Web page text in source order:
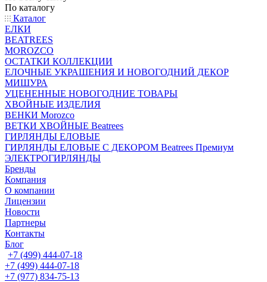
По каталогу
Каталог
ЕЛКИ
BEATREES
MOROZCO
ОСТАТКИ КОЛЛЕКЦИИ
ЕЛОЧНЫЕ УКРАШЕНИЯ И НОВОГОДНИЙ ДЕКОР
МИШУРА
УЦЕНЕННЫЕ НОВОГОДНИЕ ТОВАРЫ
ХВОЙНЫЕ ИЗДЕЛИЯ
ВЕНКИ Morozco
ВЕТКИ ХВОЙНЫЕ Beatrees
ГИРЛЯНДЫ ЕЛОВЫЕ
ГИРЛЯНДЫ ЕЛОВЫЕ С ДЕКОРОМ Beatrees Премиум
ЭЛЕКТРОГИРЛЯНДЫ
Бренды
Компания
О компании
Лицензии
Новости
Партнеры
Контакты
Блог
+7 (499) 444-07-18
+7 (499) 444-07-18
+7 (977) 834-75-13